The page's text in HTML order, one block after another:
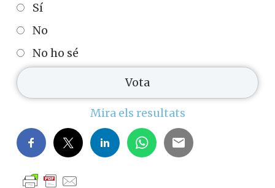
Sí
No
No ho sé
Mira els resultats